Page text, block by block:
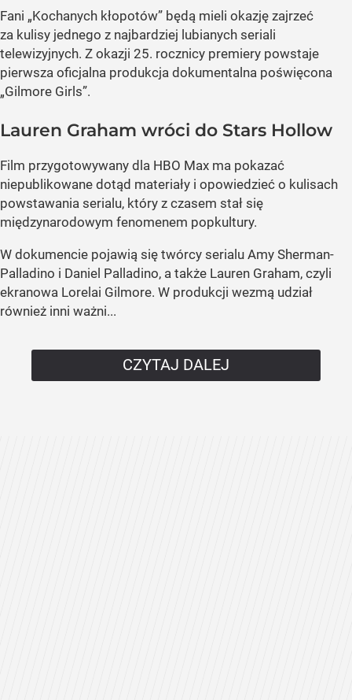
Fani „Kochanych kłopotów” będą mieli okazję zajrzeć
za kulisy jednego z najbardziej lubianych seriali
telewizyjnych. Z okazji 25. rocznicy premiery powstaje
pierwsza oficjalna produkcja dokumentalna poświęcona
„Gilmore Girls”.
Lauren Graham wróci do Stars Hollow
Film przygotowywany dla HBO Max ma pokazać
niepublikowane dotąd materiały i opowiedzieć o kulisach
powstawania serialu, który z czasem stał się
międzynarodowym fenomenem popkultury.
W dokumencie pojawią się twórcy serialu Amy Sherman-
Palladino i Daniel Palladino, a także Lauren Graham, czyli
ekranowa Lorelai Gilmore. W produkcji wezmą udział
również inni ważni...
CZYTAJ DALEJ